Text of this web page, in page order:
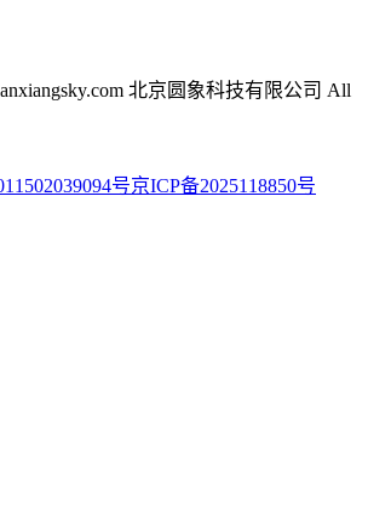
北京圆象科技有限公司 All
号京ICP备2025118850号